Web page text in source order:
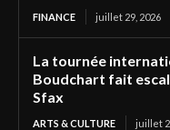
FINANCE juillet 29, 2026
La tournée
Boudchart fait
Sfax
ARTS & CULTURE juillet